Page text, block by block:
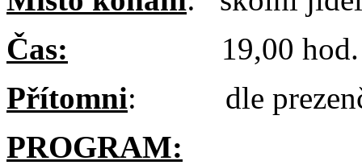
Čas: 19,00 hod.
Přítomni: dle
PROGRAM: